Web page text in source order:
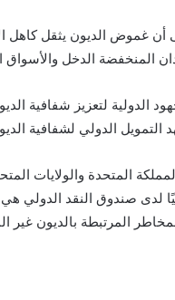
أن غموض الديون يثقل كاهل
المنخفضة الدخل والأسواق
الدولية لتعزيز شفافية
التمويل الدولي لشفافية
المتحدة والولايات
صندوق النقد الدولي هي
المرتبطة بالديون غير